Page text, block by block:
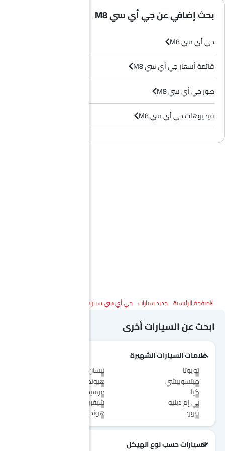
بحث إضافي عن جي أي سي M8
جي أي سي M8
قائمة أسعار جي أي سي M8
صور جي أي سي M8
فيديوهات جي أي سي M8
وكلاء جي أي سي في الرياض‎
الصفحة الرئيسية جديد سيارات جي أي سي سيارات
ابحث عن السيارات أخرى
علامات السيارات الشهيرة
تويوتا
نيسان
ميتسوبيشي
هيونداي
كيا
مرسيدس-بنز
بي إم دبليو
شيفروليه
فورد
هوندا
السيارات حسب نوع الهيكل